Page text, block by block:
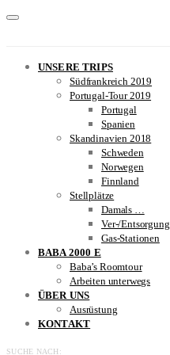
UNSERE TRIPS
Südfrankreich 2019
Portugal-Tour 2019
Portugal
Spanien
Skandinavien 2018
Schweden
Norwegen
Finnland
Stellplätze
Damals …
Ver-/Entsorgung
Gas-Stationen
BABA 2000 E
Baba’s Roomtour
Arbeiten unterwegs
ÜBER UNS
Ausrüstung
KONTAKT
SUCHE NACH: